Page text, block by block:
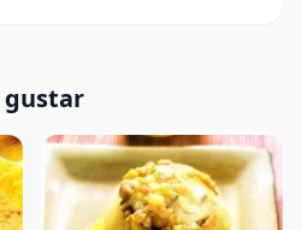
gustar